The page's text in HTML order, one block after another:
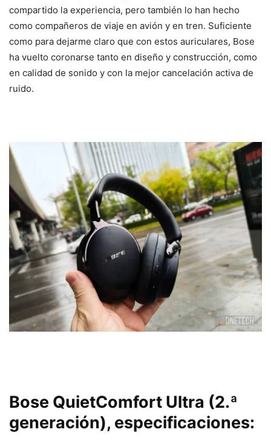
compartido la experiencia, pero también lo han hecho
como compañeros de viaje en avión y en tren. Suficiente
como para dejarme claro que con estos auriculares, Bose
ha vuelto coronarse tanto en diseño y construcción, como
en calidad de sonido y con la mejor cancelación activa de
ruido.
Bose QuietComfort Ultra (2.ª
generación), especificaciones: